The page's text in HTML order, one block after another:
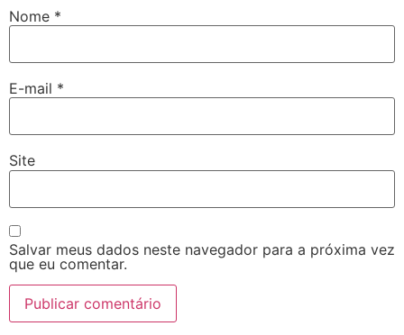
Nome *
E-mail *
Site
Salvar meus dados neste navegador para a próxima vez
que eu comentar.